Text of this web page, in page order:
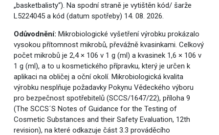
„basketbalisty“). Na spodní straně je vytištěn kód/ šarže
L5224045 a kód (datum spotřeby) 14. 08. 2026.
Odůvodnění: Mikrobiologické vyšetření výrobku prokázalo
vysokou přítomnost mikrobů, převážně kvasinkami. Celkový
počet mikrobů je 2,4 × 106 v 1 g (ml) a kvasinek 1,6 × 106 v
1 g (ml), a to u kosmetického přípravku, který je určen k
aplikaci na obličej a oční okolí. Mikrobiologická kvalita
výrobku nesplňuje požadavky Pokynu Vědeckého výboru
pro bezpečnost spotřebitelů (SCCS/1647/22), příloha 9
(The SCCS´S Notes of Guidance for the Testing of
Cosmetic Substances and their Safety Evaluation, 12th
revision), na které odkazuje část 3.3 prováděcího